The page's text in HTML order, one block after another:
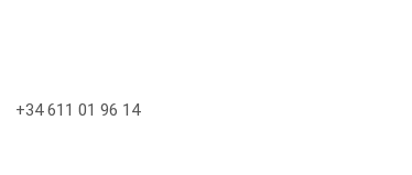
+34 611 01 96 14